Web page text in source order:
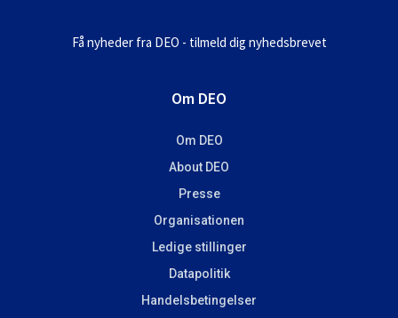
Få nyheder fra DEO - tilmeld dig nyhedsbrevet
Om DEO
Om DEO
About DEO
Presse
Organisationen
Ledige stillinger
Datapolitik
Handelsbetingelser